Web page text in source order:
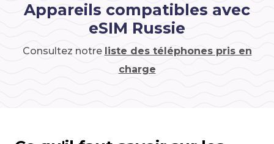
Appareils compatibles avec
eSIM Russie
Consultez notre liste des téléphones pris en
charge